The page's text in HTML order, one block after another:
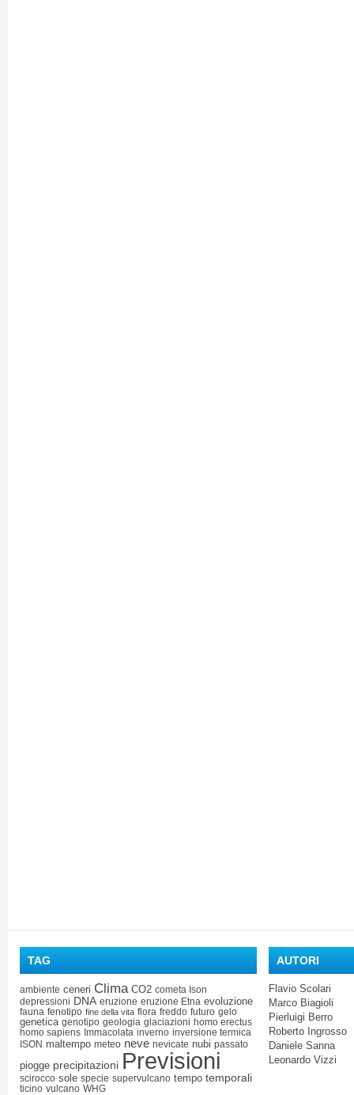
TAG
ambiente ceneri Clima CO2 cometa Ison
depressioni DNA eruzione eruzione Etna evoluzione
fauna fenotipo fine della vita flora freddo futuro gelo
genetica genotipo geologia glaciazioni homo erectus
homo sapiens Immacolata inverno inversione termica
ISON maltempo meteo neve nevicate nubi passato
piogge precipitazioni Previsioni
scirocco sole specie supervulcano tempo temporali
ticino vulcano WHG
AUTORI
Flavio Scolari
Marco Biagioli
Pierluigi Berro
Roberto Ingrosso
Daniele Sanna
Leonardo Vizzi